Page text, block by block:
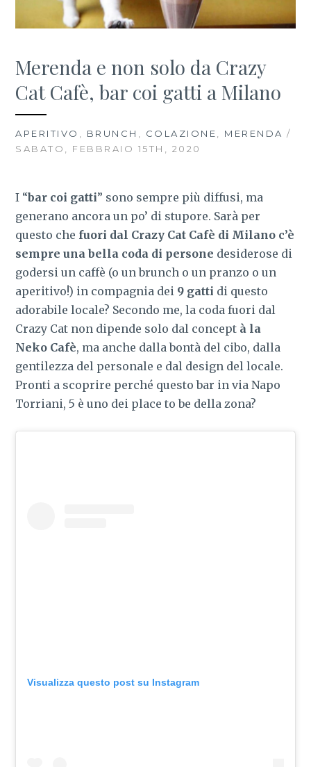
Merenda e non solo da Crazy
Cat Cafè, bar coi gatti a Milano
APERITIVO , BRUNCH , COLAZIONE, MERENDA /
SABATO, FEBBRAIO 15TH, 2020
I “bar coi gatti” sono sempre più diffusi, ma
generano ancora un po’ di stupore. Sarà per
questo che fuori dal Crazy Cat Cafè di Milano c’è
sempre una bella coda di persone desiderose di
godersi un caffè (o un brunch o un pranzo o un
aperitivo!) in compagnia dei 9 gatti di questo
adorabile locale? Secondo me, la coda fuori dal
Crazy Cat non dipende solo dal concept à la
Neko Cafè, ma anche dalla bontà del cibo, dalla
gentilezza del personale e dal design del locale.
Pronti a scoprire perché questo bar in via Napo
Torriani, 5 è uno dei place to be della zona?
Visualizza questo post su Instagram